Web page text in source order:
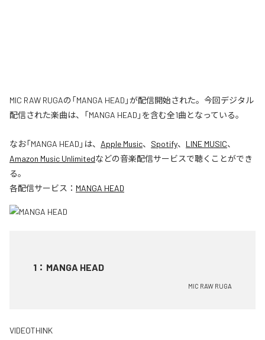
MIC RAW RUGAの「MANGA HEAD」が配信開始された。今回デジタル
配信された楽曲は、「MANGA HEAD」を含む全1曲となっている。
なお「MANGA HEAD 」は、 Apple Music、 Spotify、 LINE MUSIC、
Amazon Music Unlimitedなどの音楽配信サービスで聴くことができ
る。
各配信サービス： MANGA HEAD
1 ： MANGA HEAD
MIC RAW RUGA
VIDEOTHINK